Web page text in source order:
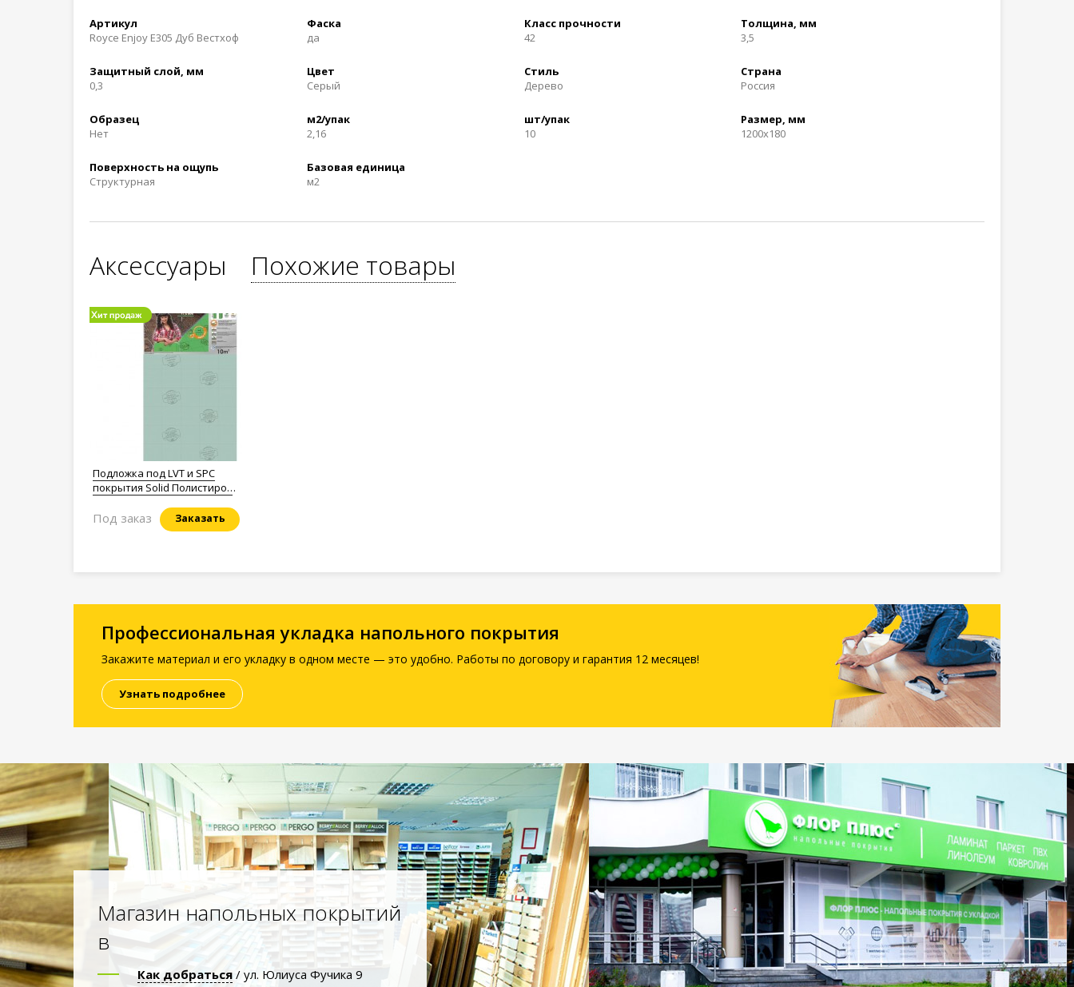
Артикул
Royce Enjoy Е305 Дуб Вестхоф
Фаска
да
Класс прочности
42
Толщина, мм
3,5
Защитный слой, мм
0,3
Цвет
Серый
Стиль
Дерево
Страна
Россия
Образец
Нет
м2/упак
2,16
шт/упак
10
Размер, мм
1200x180
Поверхность на ощупь
Структурная
Базовая единица
м2
Аксессуары Похожие товары
Подложка под LVT и SPC
покрытия Solid Полистирол
Заказать
Под заказ
Профессиональная укладка напольного покрытия
Закажите материал и его укладку в одном месте — это удобно. Работы по договору и гарантия 12 месяцев!
Узнать подробнее
Магазин напольных покрытий
в
Как добраться / ул. Юлиуса Фучика 9